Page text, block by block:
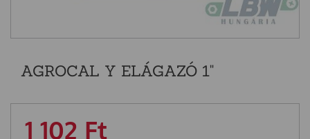
AGROCAL Y ELÁGAZÓ 1"
1 102 Ft